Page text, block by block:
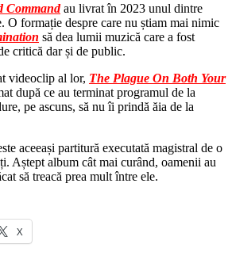
Commandau livrat în 2023 unul dintre
O formație despre care nu știam mai nimic
să dea lumii muzică care a fost
critică dar și de public.
videoclip al lor, The Plague On Both Your
după ce au terminat programul de la
pe ascuns, să nu îi prindă ăia de la
aceeași partitură executată magistral de o
Aștept album cât mai curând, oamenii au
să treacă prea mult între ele.
X